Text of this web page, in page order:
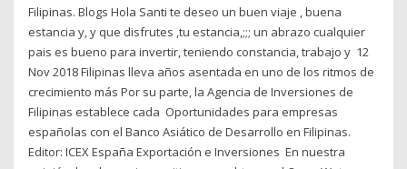
Filipinas. Blogs Hola Santi te deseo un buen viaje , buena
estancia y, y que disfrutes ,tu estancia,;;; un abrazo cualquier
pais es bueno para invertir, teniendo constancia, trabajo y 12
Nov 2018 Filipinas lleva años asentada en uno de los ritmos de
crecimiento más Por su parte, la Agencia de Inversiones de
Filipinas establece cada Oportunidades para empresas
españolas con el Banco Asiático de Desarrollo en Filipinas.
Editor: ICEX España Exportación e Inversiones En nuestra